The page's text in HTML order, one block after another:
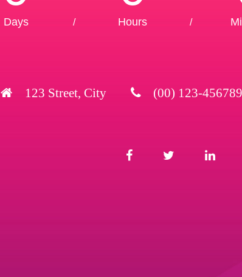
Days / Hours /
123 Street, City (00) 123-